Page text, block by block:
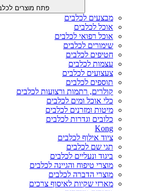
פתח מוצרים
מבצעים לכלבים
אוכל לכלבים
אוכל רפואי לכלבים
שימורים לכלבים
חטיפים לכלבים
עצמות לכלבים
צעצועים לכלבים
תוספים לכלבים
קולרים, רתמות ורצועות לכלבים
כלי אוכל ומים לכלבים
מיטות ומזרנים לכלבים
כלובים וגדרות לכלבים
Kong
ציוד אילוף לכלבים
תגי שם לכלבים
ביגוד ונעליים לכלבים
מוצרי טיפוח והגיינה לכלבים
מוצרי הדברה לכלבים
מארזי שקיות לאיסוף צרכים